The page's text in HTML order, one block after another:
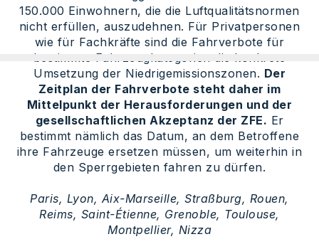
150.000 Einwohnern, die die Luftqualitätsnormen
nicht erfüllen, auszudehnen. Für Privatpersonen
wie für Fachkräfte sind die Fahrverbote für
bestimmte Fahrzeugkategorien die konkrete
Umsetzung der Niedrigemissionszonen. Der
Zeitplan der Fahrverbote steht daher im
Mittelpunkt der Herausforderungen und der
gesellschaftlichen Akzeptanz der ZFE. Er
bestimmt nämlich das Datum, an dem Betroffene
ihre Fahrzeuge ersetzen müssen, um weiterhin in
den Sperrgebieten fahren zu dürfen.
Paris, Lyon, Aix-Marseille, Straßburg, Rouen,
Reims, Saint-Étienne, Grenoble, Toulouse,
Montpellier, Nizza